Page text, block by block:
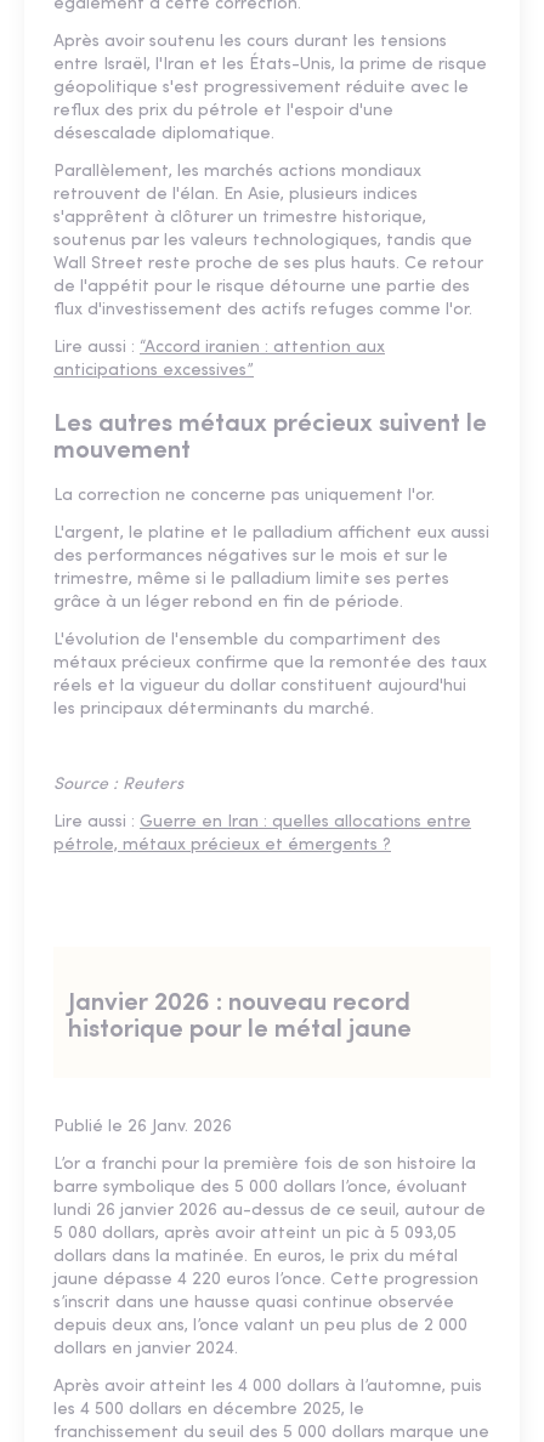
également à cette correction.
Après avoir soutenu les cours durant les tensions
entre Israël, l'Iran et les États-Unis, la prime de risque
géopolitique s'est progressivement réduite avec le
reflux des prix du pétrole et l'espoir d'une
désescalade diplomatique.
Parallèlement, les marchés actions mondiaux
retrouvent de l'élan. En Asie, plusieurs indices
s'apprêtent à clôturer un trimestre historique,
soutenus par les valeurs technologiques, tandis que
Wall Street reste proche de ses plus hauts. Ce retour
de l'appétit pour le risque détourne une partie des
flux d'investissement des actifs refuges comme l'or.
Lire aussi : “Accord iranien : attention aux
anticipations excessives”
Les autres métaux précieux suivent le
mouvement
La correction ne concerne pas uniquement l'or.
L'argent, le platine et le palladium affichent eux aussi
des performances négatives sur le mois et sur le
trimestre, même si le palladium limite ses pertes
grâce à un léger rebond en fin de période.
L'évolution de l'ensemble du compartiment des
métaux précieux confirme que la remontée des taux
réels et la vigueur du dollar constituent aujourd'hui
les principaux déterminants du marché.
Source : Reuters
Lire aussi : Guerre en Iran : quelles allocations entre
pétrole, métaux précieux et émergents ?
Janvier 2026 : nouveau record
historique pour le métal jaune
Publié le 26 Janv. 2026
L’or a franchi pour la première fois de son histoire la
barre symbolique des 5 000 dollars l’once, évoluant
lundi 26 janvier 2026 au-dessus de ce seuil, autour de
5 080 dollars, après avoir atteint un pic à 5 093,05
dollars dans la matinée. En euros, le prix du métal
jaune dépasse 4 220 euros l’once. Cette progression
s’inscrit dans une hausse quasi continue observée
depuis deux ans, l’once valant un peu plus de 2 000
dollars en janvier 2024.
Après avoir atteint les 4 000 dollars à l’automne, puis
les 4 500 dollars en décembre 2025, le
franchissement du seuil des 5 000 dollars marque une